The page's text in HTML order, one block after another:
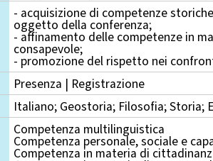
- acquisizione di competenze
oggetto della conferenza;
- affinamento delle competenze in
consapevole;
- promozione del rispetto nei
Presenza | Registrazione
Italiano; Geostoria; Filosofia; Storia;
Competenza multilinguistica
Competenza personale, sociale e
Competenza in materia di